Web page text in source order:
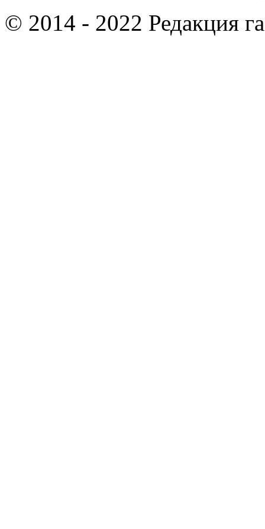
© 2014 - 2022 Редакция